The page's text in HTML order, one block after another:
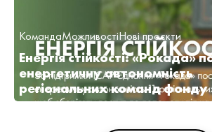
КомандаМожливостіНові проєкти
Енергія стійкості: «Рокада»
енергетичну автономність
регіональних команд фонду